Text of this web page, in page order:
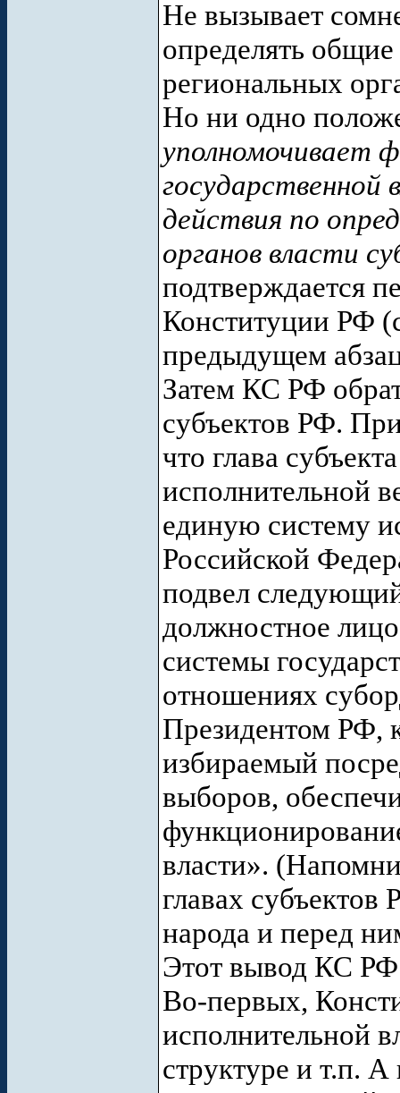
Не вызывает
определять
региональных
Но ни одно
уполномочивает
действия по
органов власти
подтверждается
Конституции РФ
предыдущем
Затем КС РФ
субъектов РФ.
что глава
исполнительной
единую систему
Российской
подвел
должностное
системы
отношениях
Президентом РФ,
избираемый
выборов,
власти».
главах
народа и перед
Этот вывод КС РФ
Во-первых,
исполнительной
структуре и т.п.